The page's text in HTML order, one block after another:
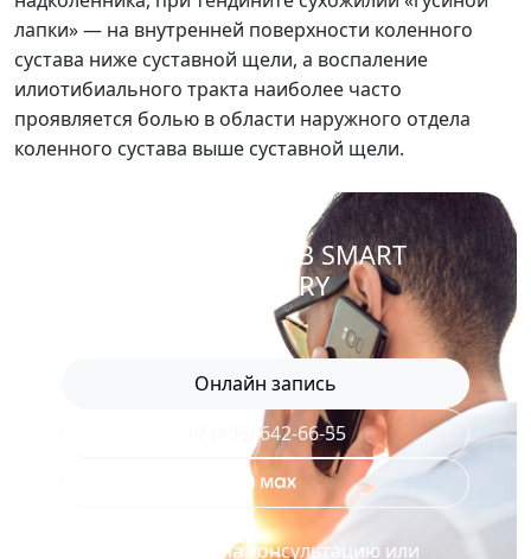
лапки» — на внутренней поверхности коленного
сустава ниже суставной щели, а воспаление
илиотибиального тракта наиболее часто
проявляется болью в области наружного отдела
коленного сустава выше суставной щели.
ЗАПИСАТЬСЯ В SMART
RECOVERY
Онлайн запись
+7 (495) 642-66-55
Для записи на консультацию или